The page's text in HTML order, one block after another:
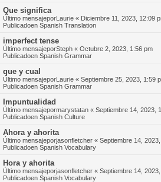
Que significa
Último mensajeporLaurie « Diciembre 11, 2023, 12:09
Publicadoen Spanish Translation
imperfect tense
Último mensajeporSteph « Octubre 2, 2023, 1:56 pm
Publicadoen Spanish Grammar
que y cual
Último mensajeporLaurie « Septiembre 25, 2023, 1:59
Publicadoen Spanish Grammar
Impuntualidad
Último mensajepormarystatan « Septiembre 14, 2023,
Publicadoen Spanish Culture
Ahora y ahorita
Último mensajeporjasonfletcher « Septiembre 14,
Publicadoen Spanish Vocabulary
Hora y ahorita
Último mensajeporjasonfletcher « Septiembre 14,
Publicadoen Spanish Vocabulary